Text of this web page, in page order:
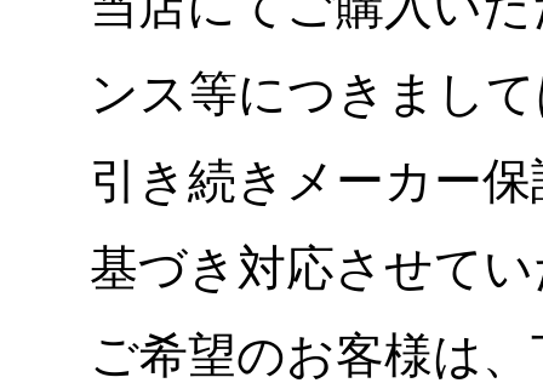
ンス等につきまし
引き続きメーカー
基づき対応させて
ご希望のお客様は